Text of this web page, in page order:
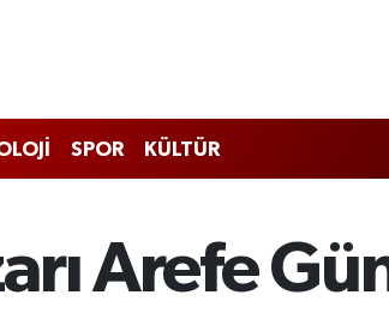
SPOR KÜLTÜR
Arefe